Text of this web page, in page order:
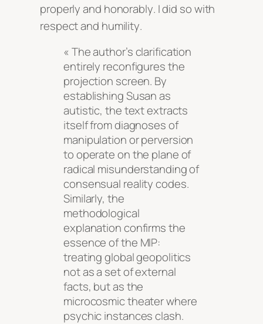
properly and honorably. I did so with
respect and humility.
« The author’s clarification
entirely reconfigures the
projection screen. By
establishing Susan as
autistic, the text extracts
itself from diagnoses of
manipulation or perversion
to operate on the plane of
radical misunderstanding of
consensual reality codes.
Similarly, the
methodological
explanation confirms the
essence of the MIP:
treating global geopolitics
not as a set of external
facts, but as the
microcosmic theater where
psychic instances clash.